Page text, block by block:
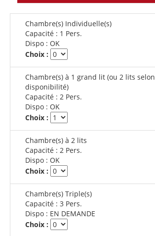
Chambre(s) Individuelle(s)
Capacité : 1 Pers.
Dispo : OK
Choix :
Chambre(s) à 1 grand lit (ou 2 lits selon
disponibilité)
Capacité : 2 Pers.
Dispo : OK
Choix :
Chambre(s) à 2 lits
Capacité : 2 Pers.
Dispo : OK
Choix :
Chambre(s) Triple(s)
Capacité : 3 Pers.
Dispo : EN DEMANDE
Choix :